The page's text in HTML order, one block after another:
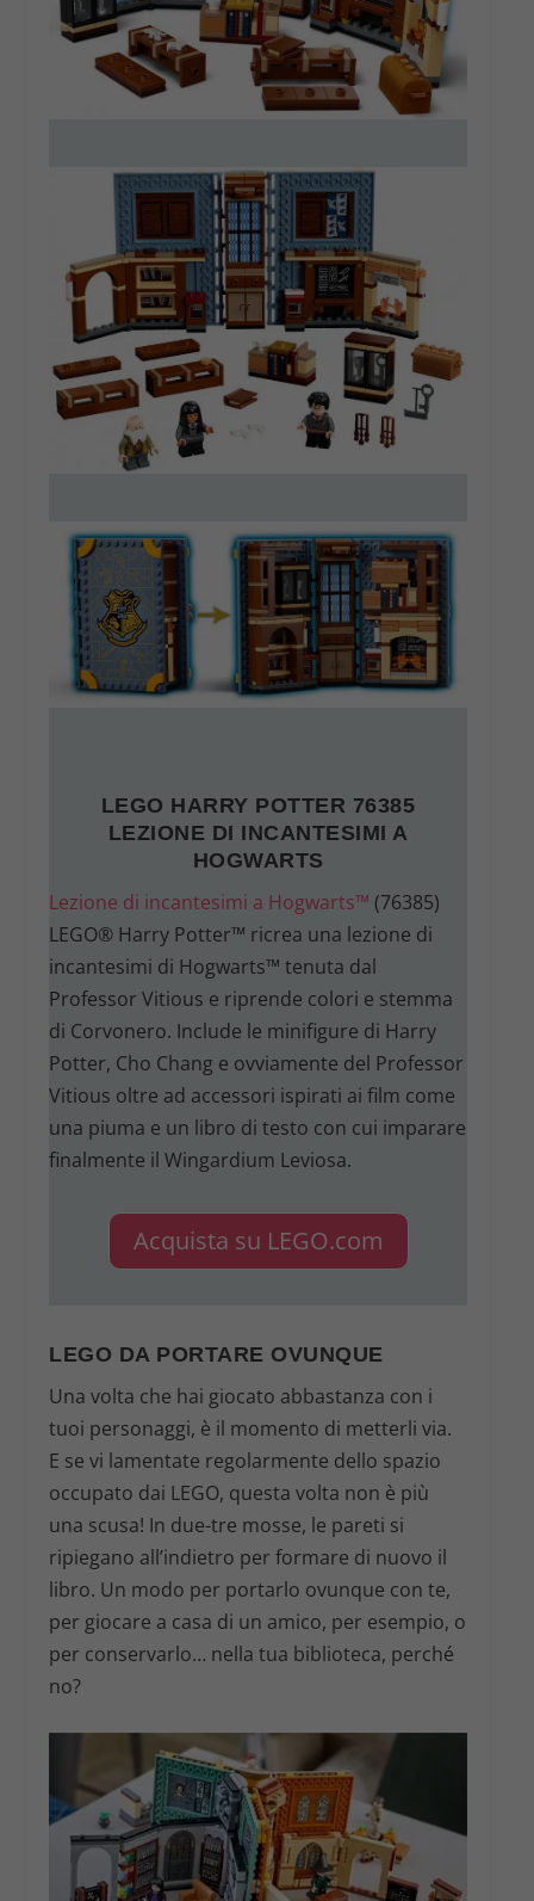
LEGO HARRY POTTER 76385
LEZIONE DI INCANTESIMI A
HOGWARTS
Lezione di incantesimi a Hogwarts™ (76385)
LEGO® Harry Potter™ ricrea una lezione di
incantesimi di Hogwarts™ tenuta dal
Professor Vitious e riprende colori e stemma
di Corvonero. Include le minifigure di Harry
Potter, Cho Chang e ovviamente del Professor
Vitious oltre ad accessori ispirati ai film come
una piuma e un libro di testo con cui imparare
finalmente il Wingardium Leviosa.
Acquista su LEGO.com
LEGO DA PORTARE OVUNQUE
Una volta che hai giocato abbastanza con i
tuoi personaggi, è il momento di metterli via.
E se vi lamentate regolarmente dello spazio
occupato dai LEGO, questa volta non è più
una scusa! In due-tre mosse, le pareti si
ripiegano all’indietro per formare di nuovo il
libro. Un modo per portarlo ovunque con te,
per giocare a casa di un amico, per esempio, o
per conservarlo… nella tua biblioteca, perché
no?